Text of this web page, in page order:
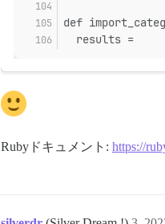
def
  results =
Rubyドキュメント: https://